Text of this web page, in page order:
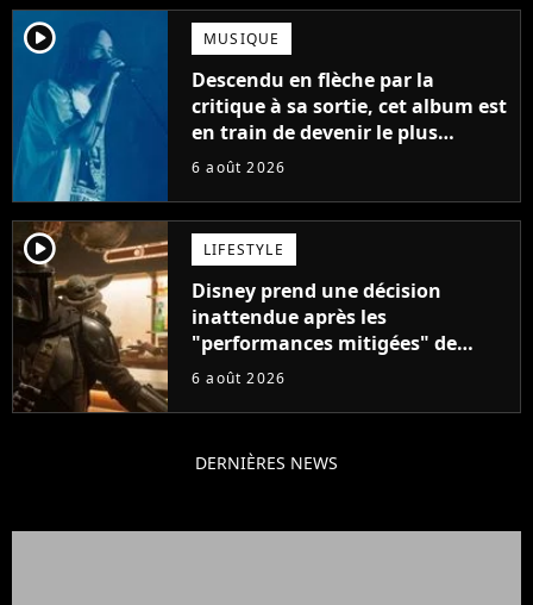
player2 MUSIQUE
Descendu en flèche par la
critique à sa sortie, cet album est
en train de devenir le plus
populaire de son auteur
6 août 2026
player2 LIFESTYLE
Disney prend une décision
inattendue après les
"performances mitigées" de
Vaiana et The Mandalorian &
6 août 2026
DERNIÈRES NEWS